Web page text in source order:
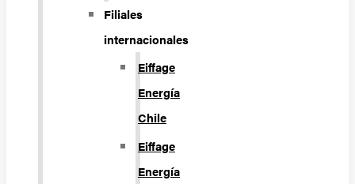
Filiales
internacionales
Eiffage
Energía
Chile
Eiffage
Energía